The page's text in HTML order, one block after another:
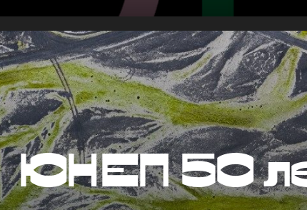
ЮНЕП 50